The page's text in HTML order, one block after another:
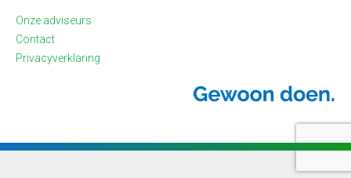
Onze adviseurs
Contact
Privacyverklaring